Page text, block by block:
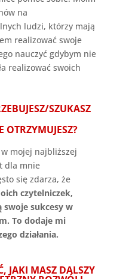
na
ludzi, którzy mają
realizować swoje
nauczyć gdybym nie
realizować swoich
SZUKASZ
OTRZYMUJESZ?
mojej najbliższej
dla mnie
się zdarza, że
czytelniczek,
sukcesy w
To dodaje mi
działania.
JAKI MASZ DALSZY